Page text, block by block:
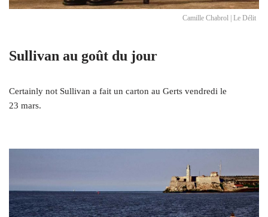
Camille Chabrol | Le Délit
Sullivan au goût du jour
Certainly not Sullivan a fait un carton au Gerts vendredi le
23 mars.